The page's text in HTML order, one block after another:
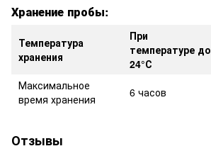
Хранение пробы:
Температура
хранения
При
температуре до
24°С
Максимальное
время хранения
6 часов
Отзывы